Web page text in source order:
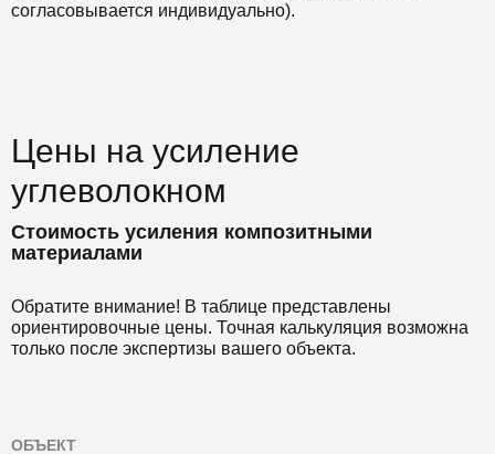
согласовывается индивидуально).
Цены на усиление
углеволокном
Стоимость усиления композитными
материалами
Обратите внимание! В таблице представлены
ориентировочные цены. Точная калькуляция возможна
только после экспертизы вашего объекта.
ОБЪЕКТ